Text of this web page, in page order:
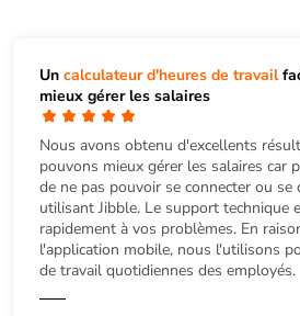
Un calculateur d'heures de travail
mieux gérer les salaires
Nous avons obtenu d'excellents
pouvons mieux gérer les salaires car
de ne pas pouvoir se connecter ou se
utilisant Jibble. Le support technique
rapidement à vos problèmes. En
l'application mobile, nous l'utilisons
de travail quotidiennes des employés.